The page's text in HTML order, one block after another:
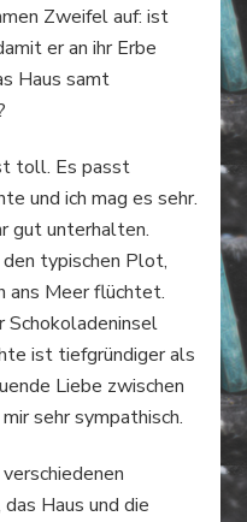
Zweifel auf: ist
er an ihr Erbe
Haus samt
toll. Es passt
und ich mag es sehr.
gut unterhalten.
typischen Plot,
ans Meer flüchtet.
ist tiefgründiger als
Liebe zwischen
sehr sympathisch.
Haus und die